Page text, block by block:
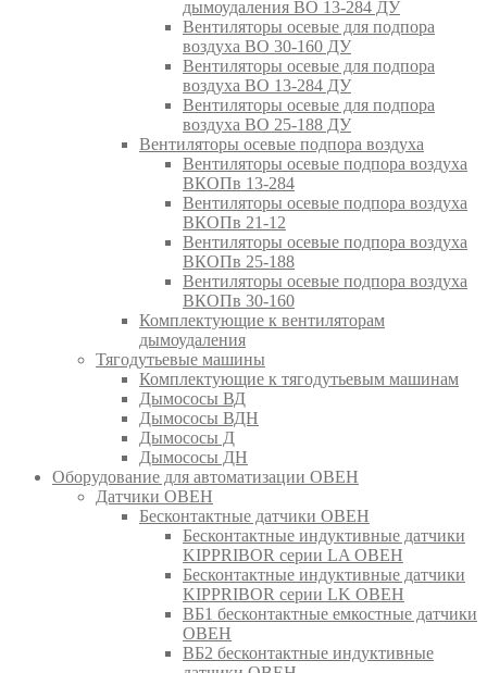
дымоудаления ВО 13-284 ДУ
Вентиляторы осевые для подпора
воздуха ВО 30-160 ДУ
Вентиляторы осевые для подпора
воздуха ВО 13-284 ДУ
Вентиляторы осевые для подпора
воздуха ВО 25-188 ДУ
Вентиляторы осевые подпора воздуха
Вентиляторы осевые подпора воздуха
ВКОПв 13-284
Вентиляторы осевые подпора воздуха
ВКОПв 21-12
Вентиляторы осевые подпора воздуха
ВКОПв 25-188
Вентиляторы осевые подпора воздуха
ВКОПв 30-160
Комплектующие к вентиляторам
дымоудаления
Тягодутьевые машины
Комплектующие к тягодутьевым машинам
Дымососы ВД
Дымососы ВДН
Дымососы Д
Дымососы ДН
Оборудование для автоматизации ОВЕН
Датчики ОВЕН
Бесконтактные датчики ОВЕН
Бесконтактные индуктивные датчики
KIPPRIBOR серии LA ОВЕН
Бесконтактные индуктивные датчики
KIPPRIBOR серии LK ОВЕН
ВБ1 бесконтактные емкостные датчики
ОВЕН
ВБ2 бесконтактные индуктивные